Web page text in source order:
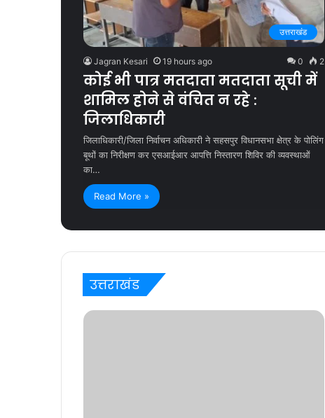
उत्तराखंड
Jagran Kesari 19 hours ago 0 2
कोई भी पात्र मतदाता मतदाता सूची में
शामिल होने से वंचित न रहे :
जिलाधिकारी
जिलाधिकारी/जिला निर्वाचन अधिकारी ने सहसपुर विधानसभा क्षेत्र के पोलिंग
बूथों का निरीक्षण कर एसआईआर आपत्ति निस्तारण शिविर की व्यवस्थाओं
का…
Read More »
उत्तराखंड